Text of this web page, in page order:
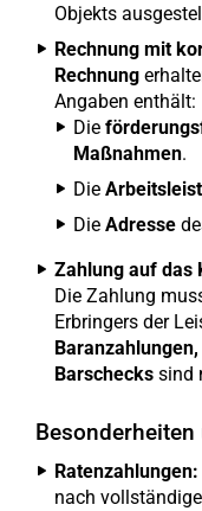
Objekts
Rechnung mit
Rechnung
Angaben enthält:
Die
Maßnahmen.
Die
Die Adresse
Zahlung auf das
Die Zahlung
Erbringers der
Barschecks sind
Ratenzahlungen:
nach